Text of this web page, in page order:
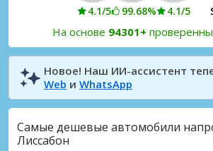
Лиссабон, Приор-Велью
Лиссабон, Приор-Велью,
Лиссабон, Санта Круз
Лиссабон, Санта Круз, Португалия
Лиссабон, Санту-Антониу,
4.1/5 99.68% 4.1/5
На основе 94301+
Новое! Наш ИИ-ассистент
Web и WhatsApp
Самые дешевые автомобили
Лиссабон